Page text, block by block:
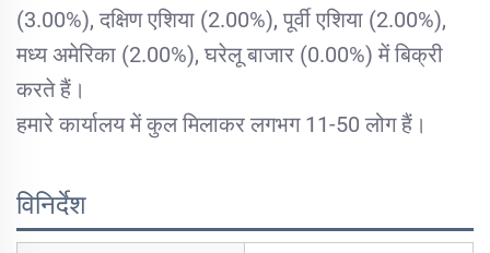
(3.00%), दक्षिण एशिया (2.00%), पूर्वी एशिया (2.00%),
मध्य अमेरिका (2.00%), घरेलू बाजार (0.00%) में बिक्री
करते हैं।
हमारे कार्यालय में कुल मिलाकर लगभग 11-50 लोग हैं।
विनिर्देश